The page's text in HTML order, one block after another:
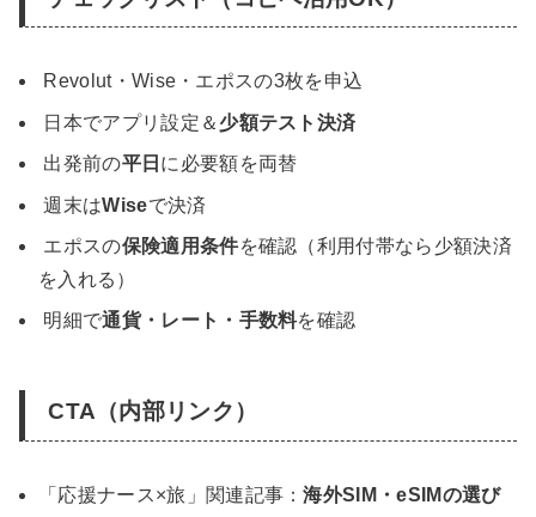
Revolut・Wise・エポスの3枚を申込
日本でアプリ設定＆ 少額テスト決済
出発前の平日 に必要額を両替
週末はWiseで決済
エポスの保険適用条件を確認（利用付帯なら少額決済
を入れる）
明細で通貨・レート・手数料を確認
CTA（内部リンク）
「応援ナース×旅」関連記事：海外SIM・eSIMの選び